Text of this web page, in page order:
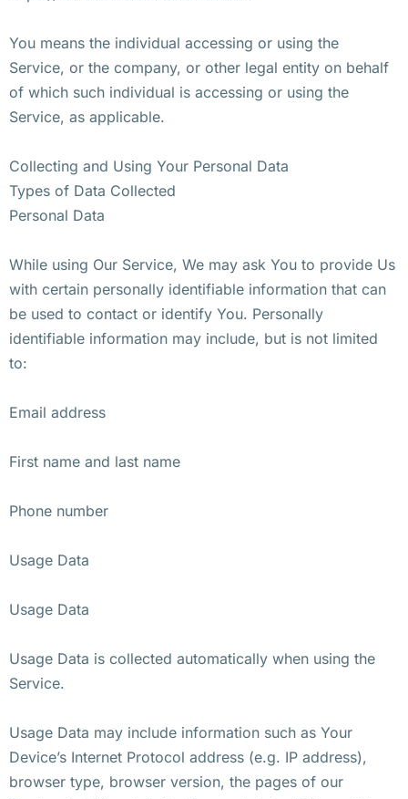
You means the individual accessing or using the
Service, or the company, or other legal entity on behalf
of which such individual is accessing or using the
Service, as applicable.
Collecting and Using Your Personal Data
Types of Data Collected
Personal Data
While using Our Service, We may ask You to provide Us
with certain personally identifiable information that can
be used to contact or identify You. Personally
identifiable information may include, but is not limited
to:
Email address
First name and last name
Phone number
Usage Data
Usage Data
Usage Data is collected automatically when using the
Service.
Usage Data may include information such as Your
Device’s Internet Protocol address (e.g. IP address),
browser type, browser version, the pages of our